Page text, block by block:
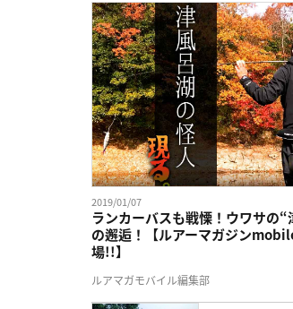
2019/01/07
ランカーバスも戦慄！ウワサの
の邂逅！【ルアーマガジン
場!!】
ルアマガモバイル編集部